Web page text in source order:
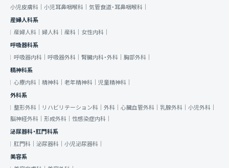
小児皮膚科｜ 小児耳鼻咽喉科｜ 気管食道・耳鼻咽喉科｜
産婦人科系
産婦人科｜ 婦人科｜ 産科｜ 女性内科｜
呼吸器科系
呼吸器内科｜ 呼吸器外科｜ 腎臓内科・外科｜ 胸部外科｜
精神科系
心療内科｜ 精神科｜ 老年精神科｜ 児童精神科｜
外科系
整形外科｜
リハビリテーション科｜ 外科｜ 心臓血管外科｜ 乳腺外科｜ 小児外科｜
脳神経外科｜ 形成外科｜ 性感染症内科｜
泌尿器科・肛門科系
肛門科｜ 泌尿器科｜ 小児泌尿器科｜
美容系